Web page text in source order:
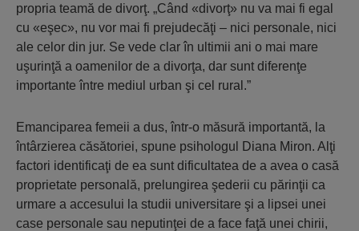
propria teamă de divorţ. „Când «divorţ» nu va mai fi egal
cu «eşec», nu vor mai fi prejudecăţi – nici personale, nici
ale celor din jur. Se vede clar în ultimii ani o mai mare
uşurinţă a oamenilor de a divorţa, dar sunt diferenţe
importante între mediul urban şi cel rural.”
Emanciparea femeii a dus, într-o măsură importantă, la
întârzierea căsătoriei, spune psihologul Diana Miron. Alţi
factori identificaţi de ea sunt dificultatea de a avea o casă
proprietate personală, prelungirea şederii cu părinţii ca
urmare a accesului la studii universitare şi a lipsei unei
case personale sau neputinţei de a face faţă unei chirii,